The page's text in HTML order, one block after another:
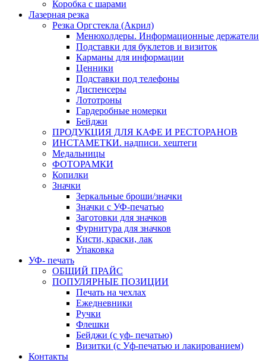
Коробка с шарами
Лазерная резка
Резка Оргстекла (Акрил)
Менюхолдеры. Информационные держатели
Подставки для буклетов и визиток
Карманы для информации
Ценники
Подставки под телефоны
Диспенсеры
Лототроны
Гардеробные номерки
Бейджи
ПРОДУКЦИЯ ДЛЯ КАФЕ И РЕСТОРАНОВ
ИНСТАМЕТКИ. надписи. хештеги
Медальницы
ФОТОРАМКИ
Копилки
Значки
Зеркальные броши/значки
Значки с УФ-печатью
Заготовки для значков
Фурнитура для значков
Кисти, краски, лак
Упаковка
УФ- печать
ОБЩИЙ ПРАЙС
ПОПУЛЯРНЫЕ ПОЗИЦИИ
Печать на чехлах
Ежедневники
Ручки
Флешки
Бейджи (с уф- печатью)
Визитки (с Уф-печатью и лакированием)
Контакты